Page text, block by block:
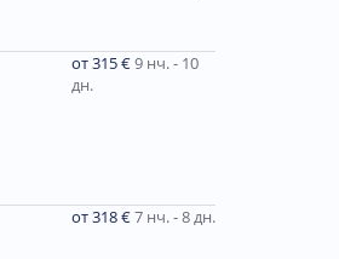
от 315 €9 нч. - 10
дн.
от 318 €7 нч. - 8 дн.